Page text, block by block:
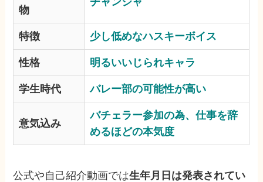
物
特徴 少し低めなハスキーボイス
性格 明るいいじられキャラ
学生時代 バレー部の可能性が高い
意気込み
バチェラー参加の為、仕事を辞
めるほどの本気度
公式や自己紹介動画では生年月日は発表されてい